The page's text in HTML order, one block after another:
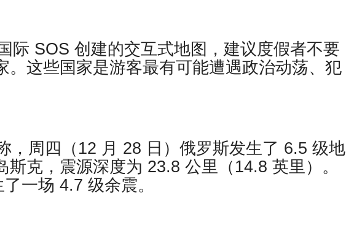
际 SOS 创建的交互式地图，建议度假者不要
。这些国家是游客最有可能遭遇政治动荡、犯
，周四（12 月 28 日）俄罗斯发生了 6.5 级地
斯克，震源深度为 23.8 公里（14.8 英里）。
一场 4.7 级余震。